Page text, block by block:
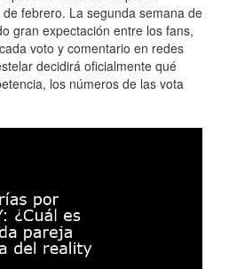
febrero. La segunda semana de
gran expectación entre los fans,
voto y comentario en redes
decidirá oficialmente qué
los números de las vota